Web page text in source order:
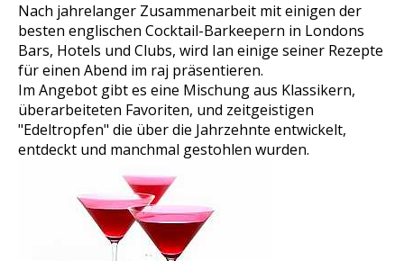
Nach jahrelanger Zusammenarbeit mit einigen der
besten englischen Cocktail-Barkeepern in Londons
Bars, Hotels und Clubs, wird Ian einige seiner Rezepte
für einen Abend im raj präsentieren.
Im Angebot gibt es eine Mischung aus Klassikern,
überarbeiteten Favoriten, und zeitgeistigen
"Edeltropfen" die über die Jahrzehnte entwickelt,
entdeckt und manchmal gestohlen wurden.